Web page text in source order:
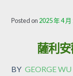
Posted on 2025 年 4 月
薩利安
BY GEORGE WU